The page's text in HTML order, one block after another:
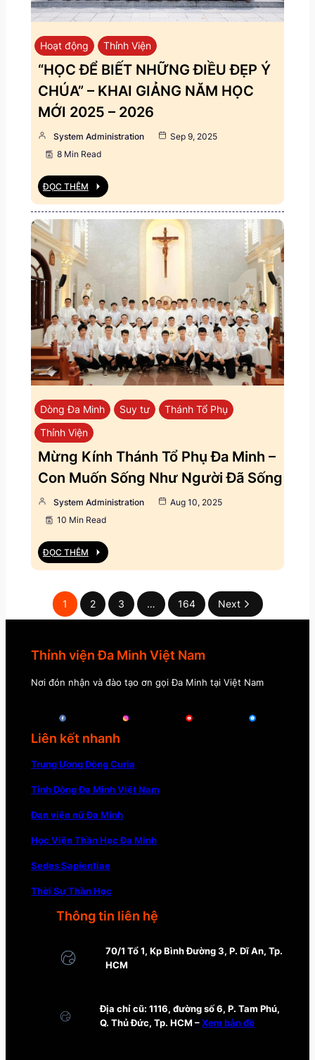
Hoạt động Thỉnh Viện
“HỌC ĐỂ BIẾT NHỮNG ĐIỀU ĐẸP Ý
CHÚA” – KHAI GIẢNG NĂM HỌC
MỚI 2025 – 2026
System Administration
Sep 9, 2025
8 Min Read
ĐỌC THÊM
Dòng Đa Minh Suy tư
Thánh Tổ Phụ
Thỉnh Viện
Mừng Kính Thánh Tổ Phụ Đa Minh –
Con Muốn Sống Như Người Đã Sống
System Administration
Aug 10, 2025
10 Min Read
ĐỌC THÊM
1 2 3 … 164 Next
Thỉnh viện Đa Minh Việt Nam
Nơi đón nhận và đào tạo ơn gọi Đa Minh tại Việt Nam
Liên kết nhanh
Trung Ương Dòng Curia
Tỉnh Dòng Đa Minh Việt Nam
Đan viện nữ Đa Minh
Học Viện Thần Học Đa Minh
Sedes Sapientiae
Thời Sự Thần Học
Thông tin liên hệ
70/1 Tổ 1, Kp Bình Đường 3, P. Dĩ An, Tp.
HCM
Địa chỉ cũ: 1116, đường số 6, P. Tam Phú,
Q. Thủ Đức, Tp. HCM –Xem bản đồ